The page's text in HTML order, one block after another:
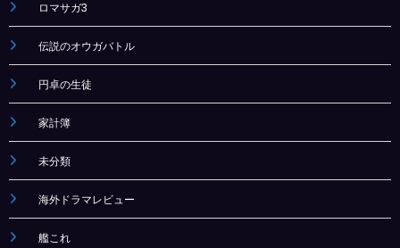
ロマサガ3
伝説のオウガバトル
円卓の生徒
家計簿
未分類
海外ドラマレビュー
艦これ